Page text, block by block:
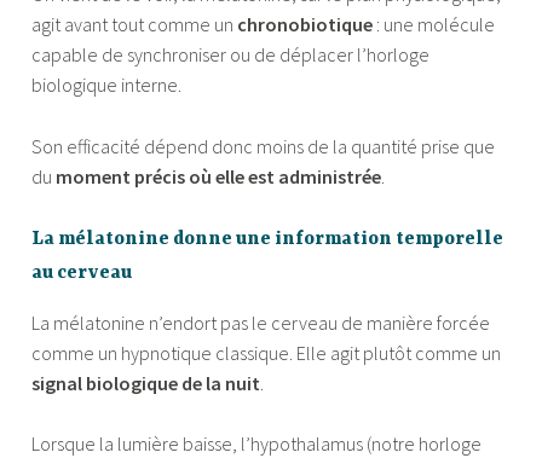
agit avant tout comme un chronobiotique : une molécule
capable de synchroniser ou de déplacer l’horloge
biologique interne.
Son efficacité dépend donc moins de la quantité prise que
du moment précis où elle est administrée
La mélatonine donne une information temporelle
au cerveau
La mélatonine n’endort pas le cerveau de manière forcée
comme un hypnotique classique. Elle agit plutôt comme un
signal biologique de la nuit
Lorsque la lumière baisse, l’hypothalamus (notre horloge